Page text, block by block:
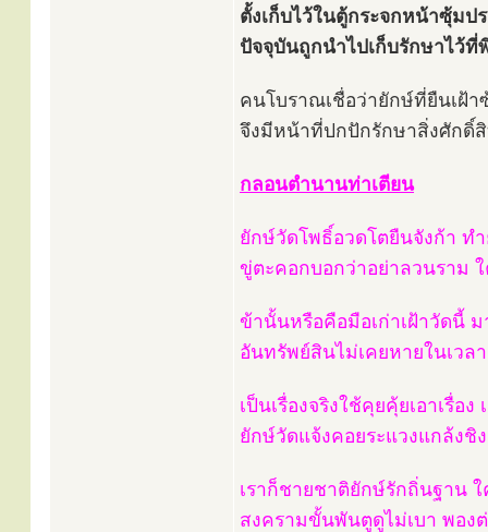
ตั้งเก็บไว้ในตู้กระจกหน้าซุ้มป
ปัจจุบันถูกนำไปเก็บรักษาไว้
คนโบราณเชื่อว่ายักษ์ที่ยืนเฝ้
จึงมีหน้าที่ปกปักรักษาสิ่งศักดิ์
กลอนตำนานท่าเตียน
ยักษ์วัดโพธิ์อวดโตยืนจังก้า ท
ขู่ตะคอกบอกว่าอย่าลวนราม
ข้านั้นหรือคือมือเก่าเฝ้าวัดนี้
อันทรัพย์สินไม่เคยหายในเวล
เป็นเรื่องจริงใช้คุยคุ้ยเอาเรื่อ
ยักษ์วัดแจ้งคอยระแวงแกล้งชิ
เราก็ชายชาติยักษ์รักถิ่นฐาน
สงครามขั้นพันตูดูไม่เบา พอง